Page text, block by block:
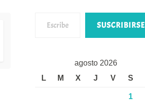
SUSCRIBIRSE
agosto 2026
L
M X J V S
1